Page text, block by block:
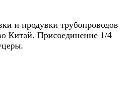
и продувки трубопроводов
Китай. Присоединение 1/4